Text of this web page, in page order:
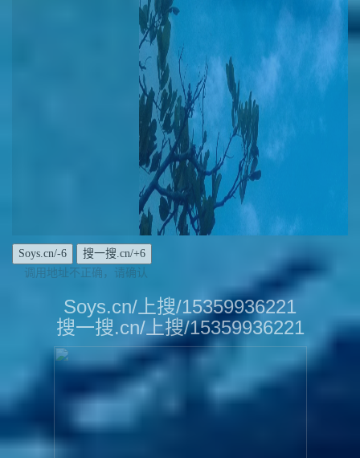
调用地址不正确，请确认
Soys.cn/上搜/15359936221
搜一搜.cn/上搜/15359936221